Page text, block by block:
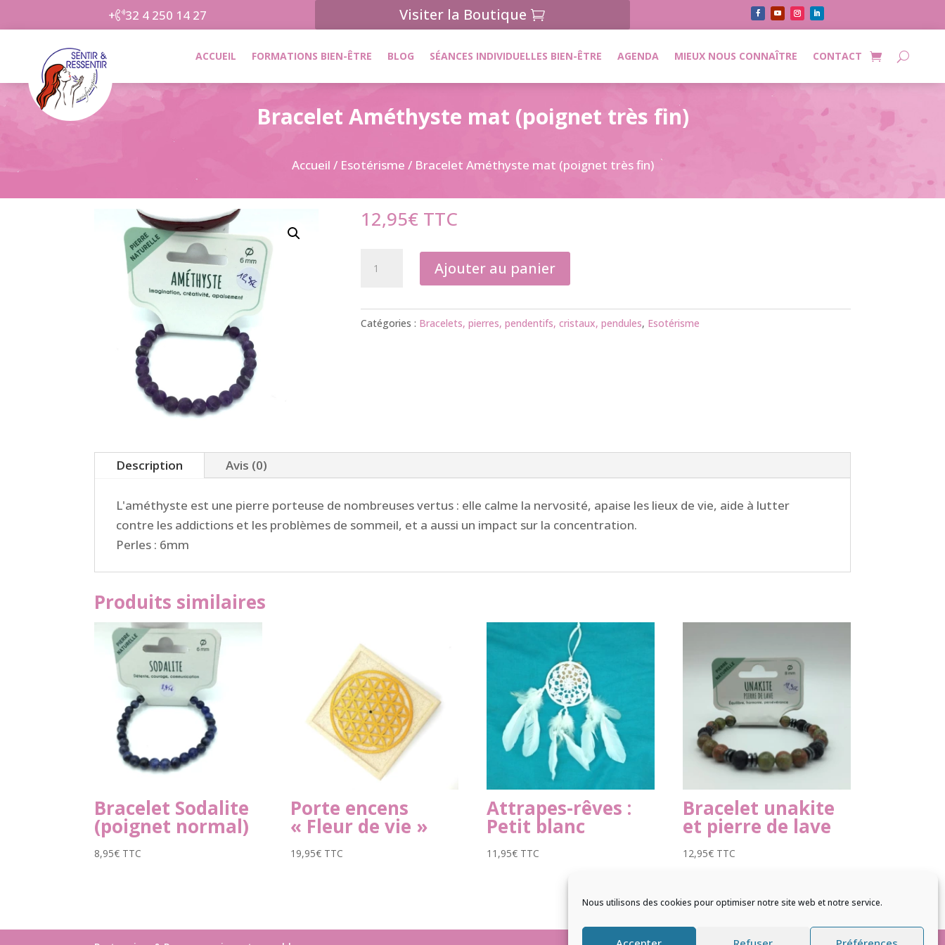
Nous utilisons des cookies pour optimiser notre site web et notre service.
+ 32 4 250 14 27 Visiter la Boutique
ACCUEIL FORMATIONS BIEN-ÊTRE BLOG SÉANCES INDIVIDUELLES BIEN-ÊTRE AGENDA MIEUX NOUS CONNAÎTRE CONTACT
Bracelet Améthyste mat (poignet très fin)
Accueil / Esotérisme / Bracelet Améthyste mat (poignet très fin)
12,95€ TTC
Améthyste
Ajouter au panier
Catégories : Bracelets, pierres, pendentifs, cristaux, pendules, Esotérisme
Description Avis (0)
L'améthyste est une pierre porteuse de nombreuses vertus : elle calme la nervosité, apaise les lieux de vie, aide à lutter
contre les addictions et les problèmes de sommeil, et a aussi un impact sur la concentration.
Perles : 6mm
Produits similaires
Bracelet Sodalite
(poignet normal)
8,95€ TTC
Porte encens
« Fleur de vie »
19,95€ TTC
Attrapes-rêves :
Petit blanc
11,95€ TTC
Bracelet unakite
et pierre de lave
12,95€ TTC